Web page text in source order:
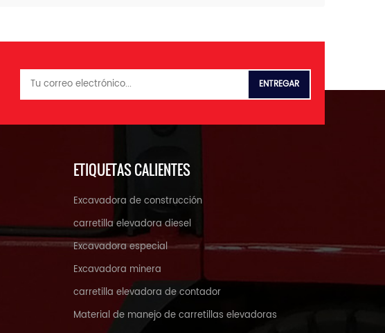
ETIQUETAS CALIENTES
Excavadora de construcción
carretilla elevadora diesel
Excavadora especial
Excavadora minera
carretilla elevadora de contador
Material de manejo de carretillas elevadoras